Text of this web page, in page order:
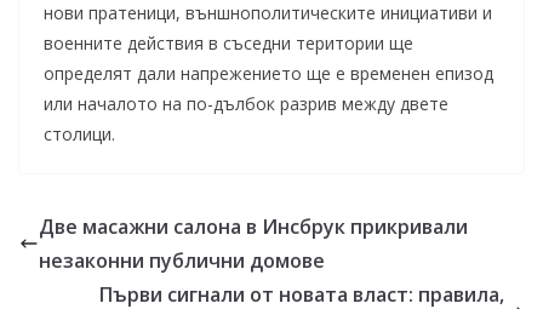
нови пратеници, външнополитическите инициативи и
военните действия в съседни територии ще
определят дали напрежението ще е временен епизод
или началото на по-дълбок разрив между двете
столици.
Две масажни салона в Инсбрук прикривали
незаконни публични домове
Първи сигнали от новата власт: правила,